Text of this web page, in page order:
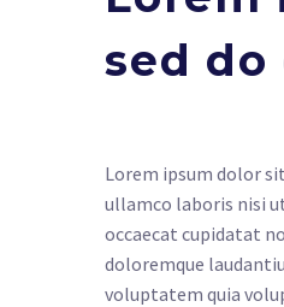
sed
Lorem ipsum dolor
ullamco laboris nisi
occaecat cupidatat
doloremque
voluptatem quia